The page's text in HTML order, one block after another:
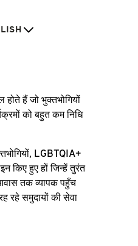
हैं जो भुक्तभोगियों
को बहुत कम निधि
LGBTQIA+
किए हुए हों जिन्हें तुरंत
तक व्यापक पहुँच
रहे समुदायों की सेवा